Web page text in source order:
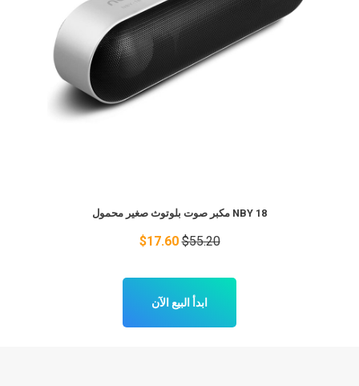
NBY 18 مكبر صوت بلوتوث صغير محمول
$55.20
$17.60
ابدأ البيع الآن